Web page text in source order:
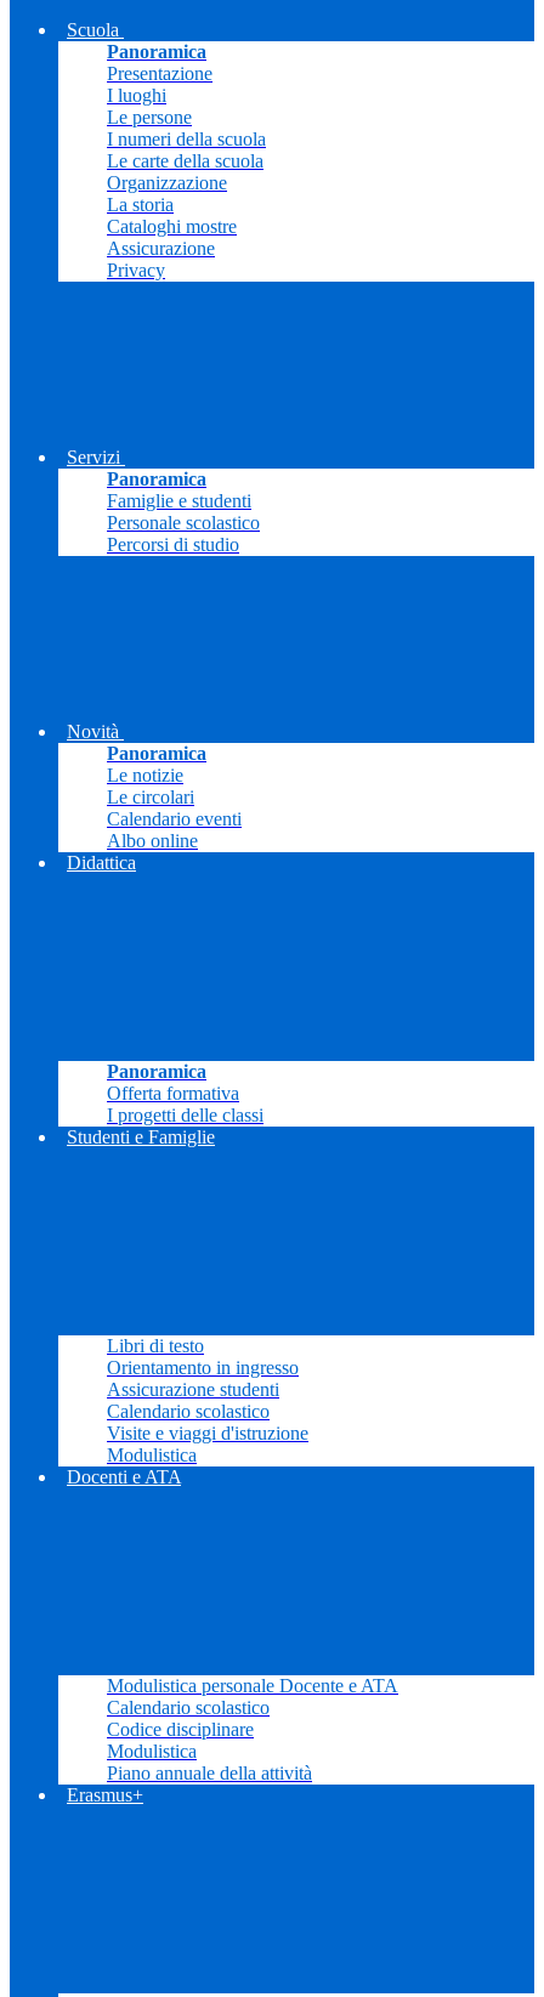
Scuola
Panoramica
Presentazione
I luoghi
Le persone
I numeri della scuola
Le carte della scuola
Organizzazione
La storia
Cataloghi mostre
Assicurazione
Privacy
Servizi
Panoramica
Famiglie e studenti
Personale scolastico
Percorsi di studio
Novità
Panoramica
Le notizie
Le circolari
Calendario eventi
Albo online
Didattica
Panoramica
Offerta formativa
I progetti delle classi
Studenti e Famiglie
Libri di testo
Orientamento in ingresso
Assicurazione studenti
Calendario scolastico
Visite e viaggi d'istruzione
Modulistica
Docenti e ATA
Modulistica personale Docente e ATA
Calendario scolastico
Codice disciplinare
Modulistica
Piano annuale della attività
Erasmus+